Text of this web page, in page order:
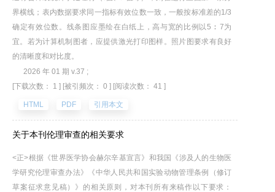
界横线；表内数据要求同一指标有效位数一致，一般按标准差的1/3
确定有效位数。线条图应墨绘在白纸上，高与宽的比例以5︰7为
宜。若为计算机制图者，应提供激光打印图样。照片图要求有良好
的清晰度和对比度。
2026 年 01 期 v.37 ;
[下载次数： 1 ] [被引频次： 0 ] [阅读次数： 41 ]
HTML PDF 引用本文
关于本刊伦理审查的相关要求
<正>根据《世界医学协会赫尔辛基宣言》和我国《涉及人的生物医
学研究伦理审查办法》《中华人民共和国实验动物管理条例（修订
草案征求意见稿）》的相关原则，对本刊所有来稿作以下要求：